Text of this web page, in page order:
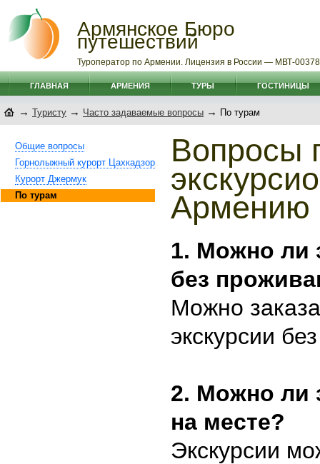
Армянское Бюро
путешествий
Туроператор по Армении. Лицензия в России — МВТ-
ГЛАВНАЯ АРМЕНИЯ ТУРЫ ГОСТИНИЦЫ
→ Туристу → Часто задаваемые вопросы → По турам
Общие вопросы
Горнолыжный курорт Цахкадзор
Курорт Джермук
По турам
Вопросы
Армению
1. Можно ли
без
Можно
экскурсии
2. Можно ли
на месте?
Экскурсии